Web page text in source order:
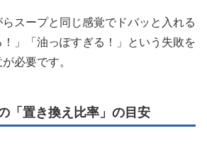
スープと同じ感覚でドバッと入れる
」「油っぽすぎる！」という失敗を
必要です。
「置き換え比率」の目安